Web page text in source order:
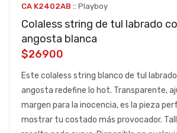
CA K2402AB :: Playboy
Colaless string de tul labrado
angosta blanca
$26900
Este colaless string blanco de tul
angosta redefine lo hot. Transparente,
margen para la inocencia, es la pieza
mostrar tu costado más provocador.